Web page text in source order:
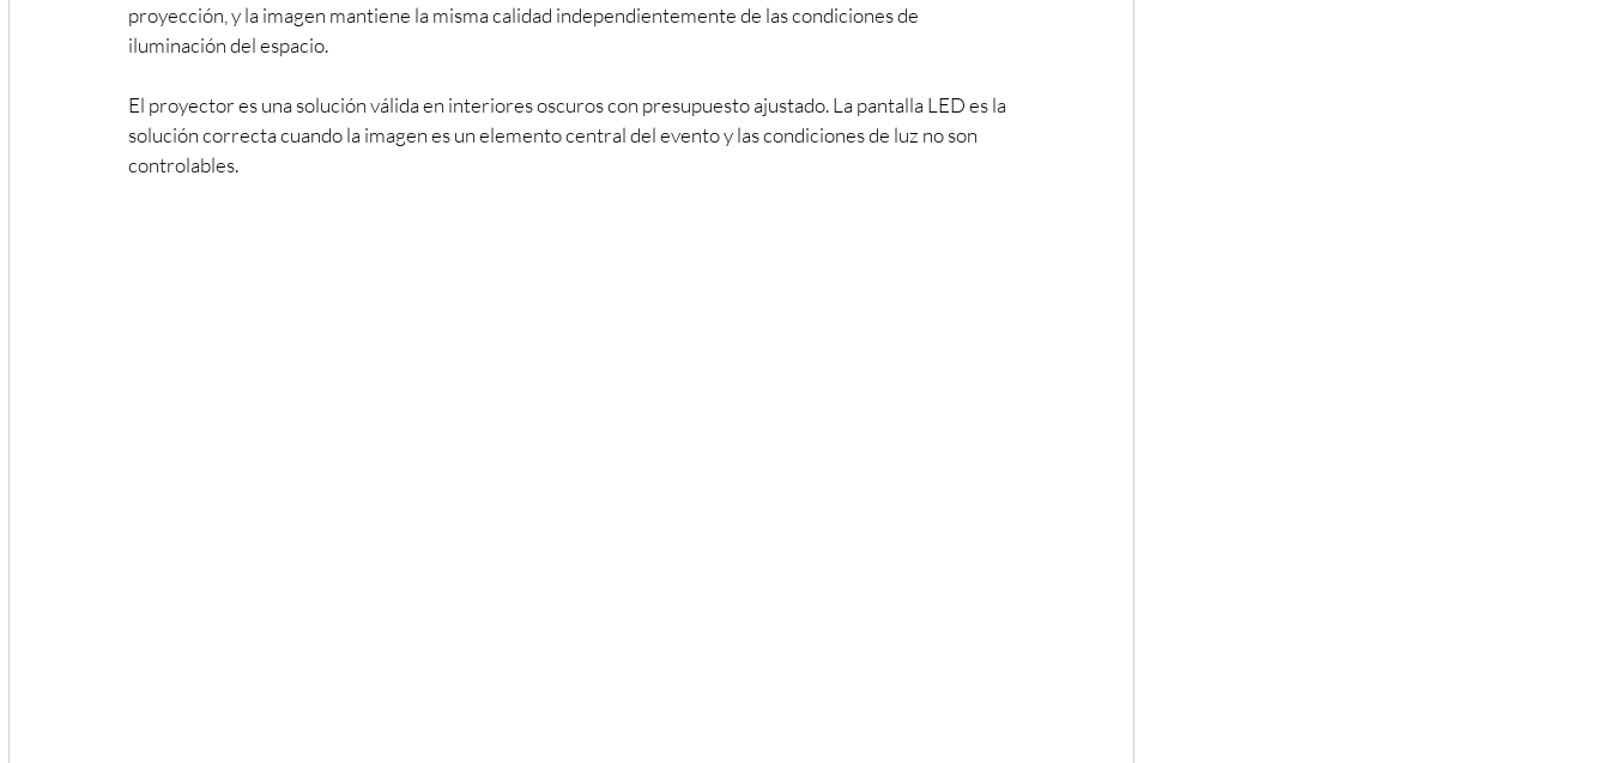
proyección, y la imagen mantiene la misma calidad independientemente de las condiciones de
iluminación del espacio.
El proyector es una solución válida en interiores oscuros con presupuesto ajustado. La pantalla LED es la
solución correcta cuando la imagen es un elemento central del evento y las condiciones de luz no son
controlables.